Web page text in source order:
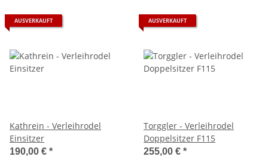
AUSVERKAUFT
Kathrein - Verleihrodel
Einsitzer
190,00 € *
AUSVERKAUFT
Torggler - Verleihrodel
Doppelsitzer F115
255,00 € *